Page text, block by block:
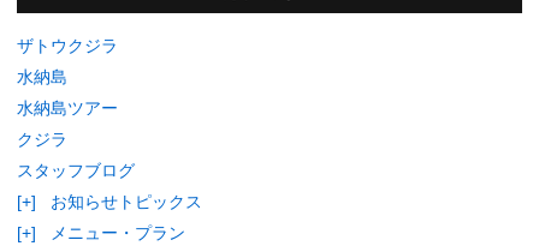
ザトウクジラ
水納島
水納島ツアー
クジラ
スタッフブログ
[+]
お知らせトピックス
[+]
メニュー・プラン